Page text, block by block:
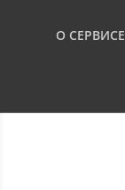
О СЕРВИСЕ